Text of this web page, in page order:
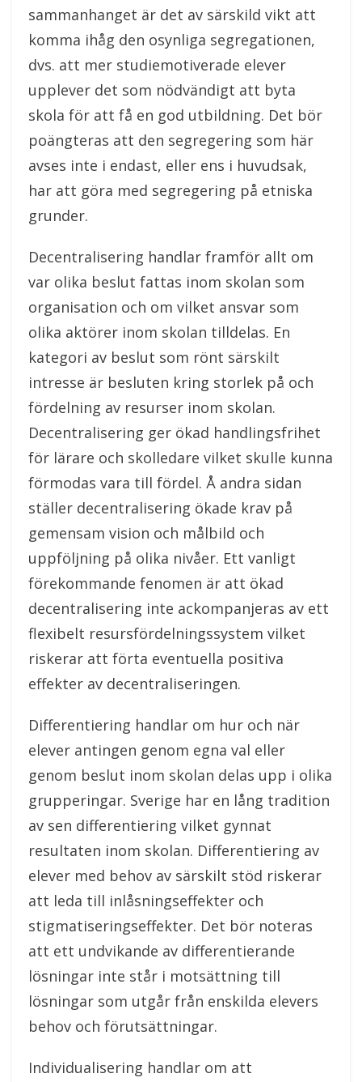
sammanhanget är det av särskild vikt att
komma ihåg den osynliga segregationen,
dvs. att mer studiemotiverade elever
upplever det som nödvändigt att byta
skola för att få en god utbildning. Det bör
poängteras att den segregering som här
avses inte i endast, eller ens i huvudsak,
har att göra med segregering på etniska
grunder.
Decentralisering handlar framför allt om
var olika beslut fattas inom skolan som
organisation och om vilket ansvar som
olika aktörer inom skolan tilldelas. En
kategori av beslut som rönt särskilt
intresse är besluten kring storlek på och
fördelning av resurser inom skolan.
Decentralisering ger ökad handlingsfrihet
för lärare och skolledare vilket skulle kunna
förmodas vara till fördel. Å andra sidan
ställer decentralisering ökade krav på
gemensam vision och målbild och
uppföljning på olika nivåer. Ett vanligt
förekommande fenomen är att ökad
decentralisering inte ackompanjeras av ett
flexibelt resursfördelningssystem vilket
riskerar att förta eventuella positiva
effekter av decentraliseringen.
Differentiering handlar om hur och när
elever antingen genom egna val eller
genom beslut inom skolan delas upp i olika
grupperingar. Sverige har en lång tradition
av sen differentiering vilket gynnat
resultaten inom skolan. Differentiering av
elever med behov av särskilt stöd riskerar
att leda till inlåsningseffekter och
stigmatiseringseffekter. Det bör noteras
att ett undvikande av differentierande
lösningar inte står i motsättning till
lösningar som utgår från enskilda elevers
behov och förutsättningar.
Individualisering handlar om att